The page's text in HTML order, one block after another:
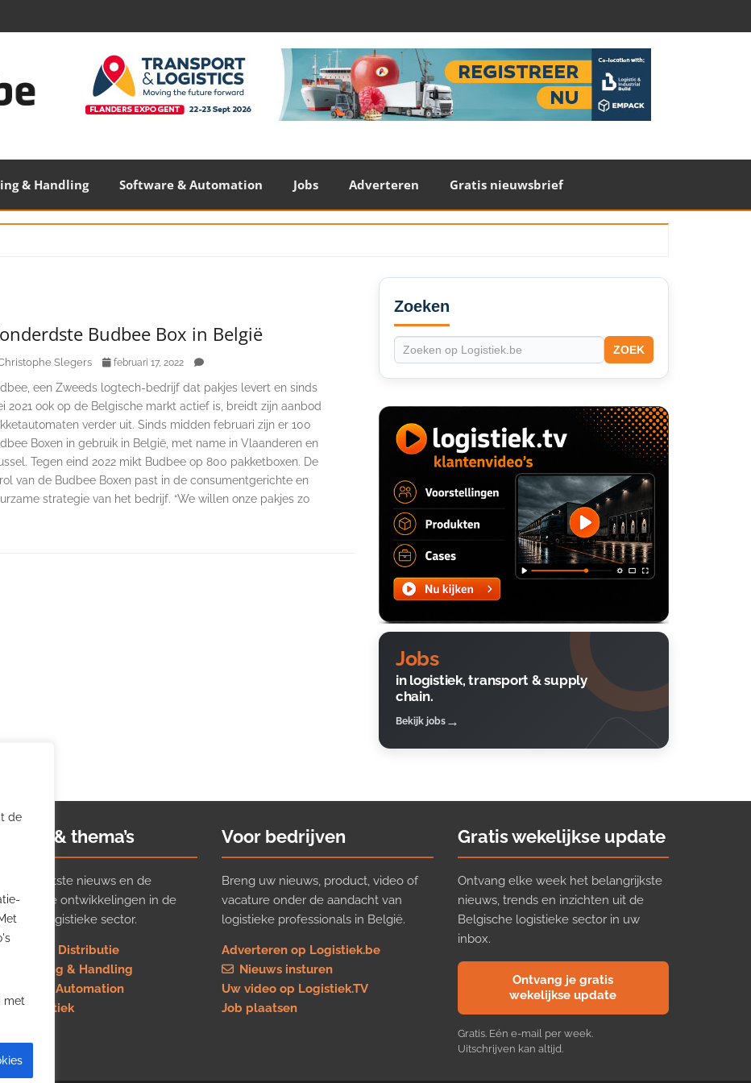
de
met
& Handling Software & Automation Jobs Adverteren Gratis nieuwsbrief
Budbee Box in België
Slegers februari 17, 2022
een Zweeds logtech-bedrijf dat pakjes levert en sinds
2021 ook op de Belgische markt actief is, breidt zijn aanbod
verder uit. Sinds midden februari zijn er 100
Boxen in gebruik in België, met name in Vlaanderen en
Tegen eind 2022 mikt Budbee op 800 pakketboxen. De
van de Budbee Boxen past in de consumentgerichte en
strategie van het bedrijf. “We willen onze pakjes zo
Secondary
Sidebar
Zoeken
ZOEK
Jobs
in logistiek, transport & supply
chain.
Bekijk jobs
& thema’s
het laatste nieuws en de
ontwikkelingen in de
logistieke sector.
& Distributie
& Handling
& Automation
in logistiek
Voor bedrijven
Breng uw nieuws, product, video of
vacature onder de aandacht van
logistieke professionals in België.
Adverteren op Logistiek.be
Nieuws insturen
Uw video op Logistiek.TV
Job plaatsen
Gratis wekelijkse update
Ontvang elke week het belangrijkste
nieuws, trends en inzichten uit de
Belgische logistieke sector in uw
inbox.
Ontvang je gratis
wekelijkse update
Gratis. Eén e-mail per week.
Uitschrijven kan altijd.